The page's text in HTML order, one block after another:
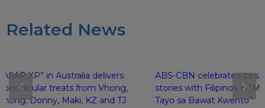
Related News
“ASAP XP” in Australia delivers
spectacular treats from Vhong,
Jhong, Donny, Maki, KZ and TJ
ABS-CBN celebrates its
stories with Filipinos in
Tayo sa Bawat Kwento”